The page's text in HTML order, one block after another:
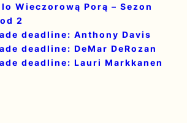
Wieczorową Porą – Sezon
2
deadline: Anthony Davis
deadline: DeMar DeRozan
deadline: Lauri Markkanen